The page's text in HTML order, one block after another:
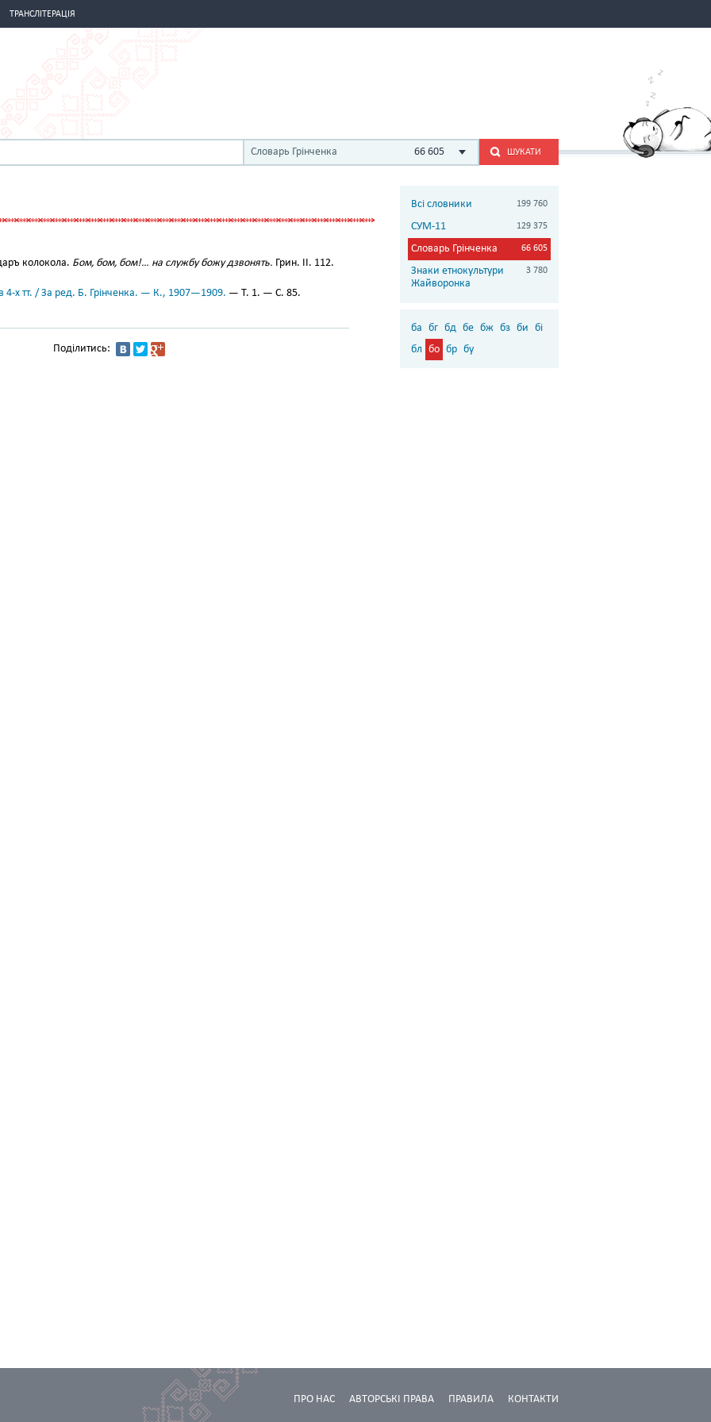
ТРАНСЛІТЕРАЦІЯ
Словарь Грінченка 66 605 ШУКАТИ
колокола. Бом, бом, бом!… на службу божу дзвонять. Грин. II. 112.
4-х тт. / За ред. Б. Грінченка. — К., 1907—1909. — Т. 1. — С. 85.
Поділитись:
Всі словники 199 760
СУМ-11 129 375
Словарь Грінченка 66 605
Знаки етнокультури
Жайворонка
3 780
ба бг бд бе бж бз би бі
бл бо бр бу
КОНТАКТИ
ПРАВИЛА
АВТОРСЬКІ ПРАВА
ПРО НАС